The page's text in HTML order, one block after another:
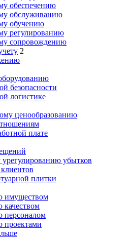
обеспечению
обслуживанию
обучению
регулированию
сопровождению
2
безопасности
логистике
ценообразованию
плате
убытков
плитки
имуществом
качеством
персоналом
проектами